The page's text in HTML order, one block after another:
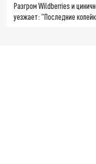
Разгром Wildberries и
уезжает: "Последние